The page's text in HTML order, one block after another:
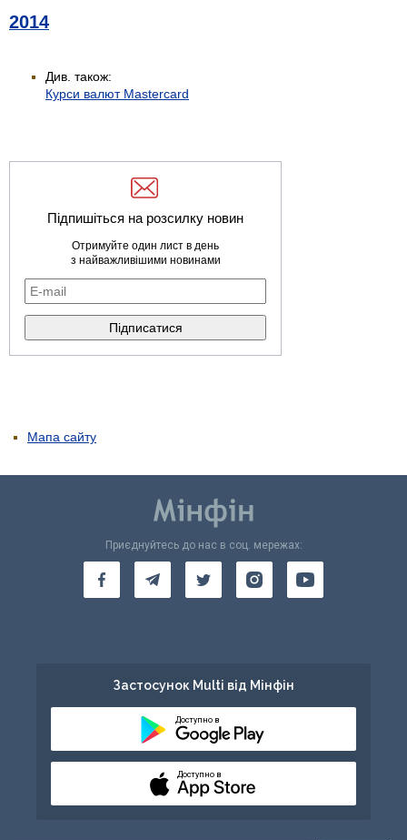
2014
Див. також:
Курси валют Mastercard
Підпишіться на розсилку новин
Отримуйте один лист в день
з найважливішими новинами
Мапа сайту
Приєднуйтесь до нас в соц. мережах:
Застосунок Multi від Мінфін
Доступно в
Доступно в